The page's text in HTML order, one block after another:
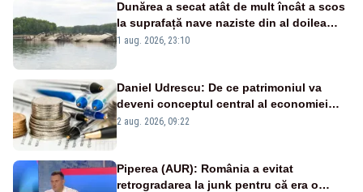
Dunărea a secat atât de mult încât a scos
la suprafață nave naziste din al doilea
război mondial
1 aug. 2026, 23:10
Daniel Udrescu: De ce patrimoniul va
deveni conceptul central al economiei
viitoare?
2 aug. 2026, 09:22
Piperea (AUR): România a evitat
retrogradarea la junk pentru că era o